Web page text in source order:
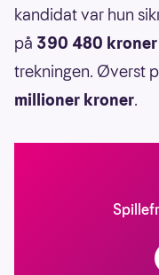
kandidat var hun
på 390 480 kroner
trekningen. Øverst
millioner kroner.